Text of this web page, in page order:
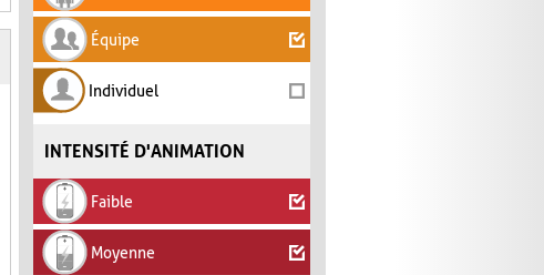
Équipe
Individuel
INTENSITÉ D'ANIMATION
Faible
Moyenne